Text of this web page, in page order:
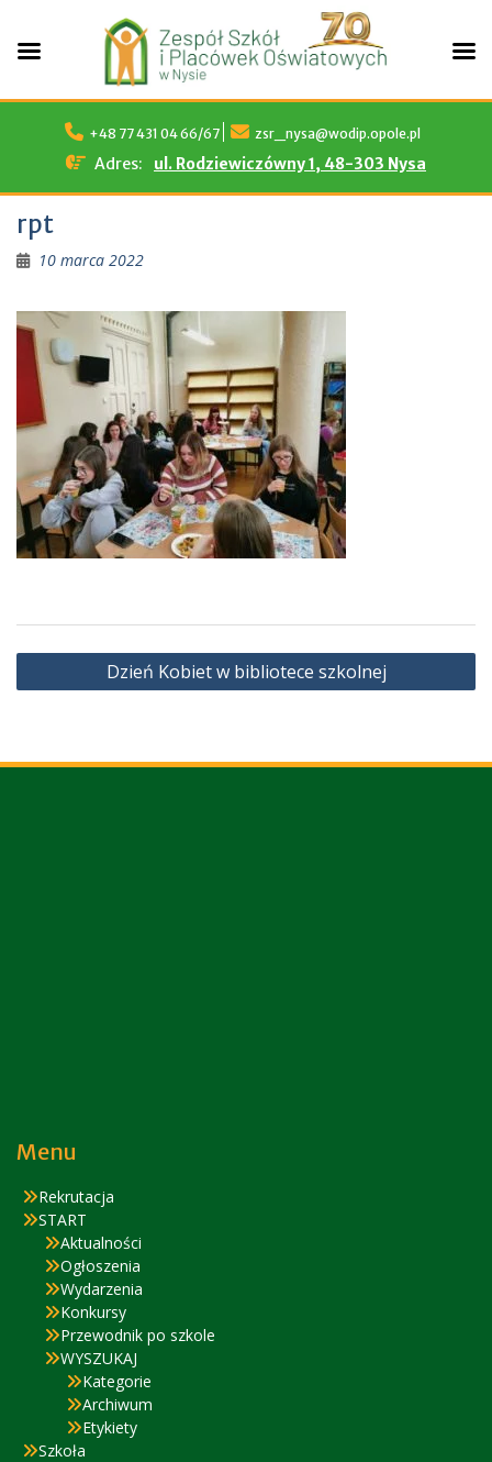
Skip
+48 77 431 04 66/67 zsr_nysa@wodip.opole.pl
Adres: ul. Rodziewiczówny 1, 48-303 Nysa
rpt
10 marca 2022
Nawigacja
wpisu
Dzień Kobiet w bibliotece szkolnej
Menu
Rekrutacja
START
Aktualności
Ogłoszenia
Wydarzenia
Konkursy
Przewodnik po szkole
WYSZUKAJ
Kategorie
Archiwum
Etykiety
Szkoła